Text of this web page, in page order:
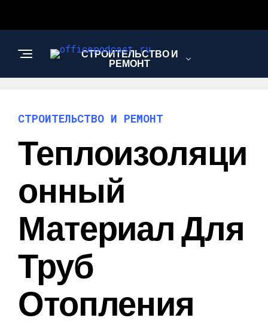
СТРОИТЕЛЬСТВО И
РЕМОНТ
СТРОИТЕЛЬСТВО И РЕМОНТ
Теплоизоляци
Онный
Материал Для
Труб
Отопления